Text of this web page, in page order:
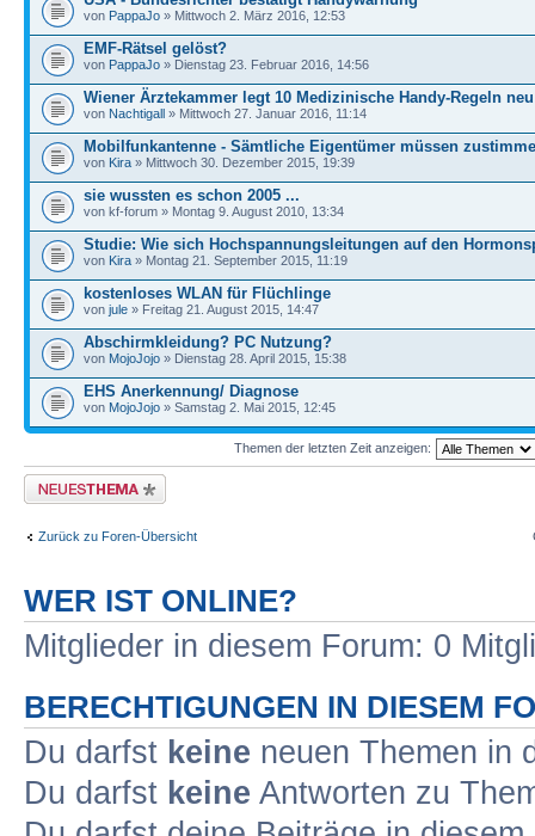
von PappaJo » Mittwoch 2. März 2016, 12:53
EMF-Rätsel gelöst?
von PappaJo » Dienstag 23. Februar 2016, 14:56
Wiener Ärztekammer legt 10 Medizinische Handy-Regeln neu
von Nachtigall » Mittwoch 27. Januar 2016, 11:14
Mobilfunkantenne - Sämtliche Eigentümer müssen
von Kira » Mittwoch 30. Dezember 2015, 19:39
sie wussten es schon 2005 ...
von kf-forum » Montag 9. August 2010, 13:34
Studie: Wie sich Hochspannungsleitungen auf den
von Kira » Montag 21. September 2015, 11:19
kostenloses WLAN für Flüchlinge
von jule » Freitag 21. August 2015, 14:47
Abschirmkleidung? PC Nutzung?
von MojoJojo » Dienstag 28. April 2015, 15:38
EHS Anerkennung/ Diagnose
von MojoJojo » Samstag 2. Mai 2015, 12:45
Themen der letzten Zeit anzeigen:
Neues Thema erstellen
Zurück zu Foren-Übersicht
WER IST ONLINE?
Mitglieder in diesem Forum: 0
BERECHTIGUNGEN IN DIESEM
Du darfst keine neuen Themen in
Du darfst keine Antworten zu